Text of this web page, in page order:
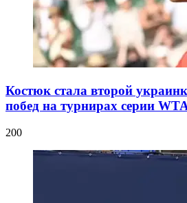
Костюк стала второй
побед на турнирах серии
200